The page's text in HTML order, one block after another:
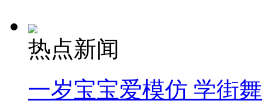
热点新闻
一岁宝宝爱模仿 学街